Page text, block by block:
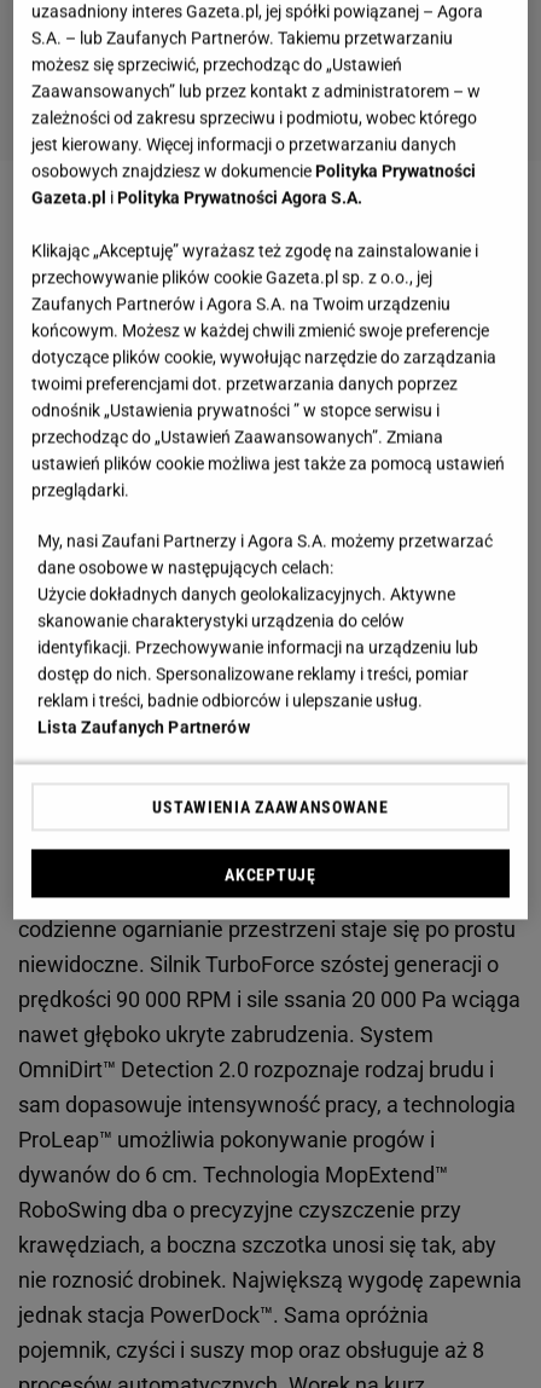
Black Friday - moment, w którym wygoda staje się
inwestycją
Koniec listopada to idealny moment, aby pozwolić
technologii przejąć część codziennych zadań. Dzięki
promocjom Black Friday na produkty Dreame
możesz wreszcie kompleksowo zadbać nie tylko o
dom, lecz także o własny komfort. To doskonała
okazja, by ułatwić sobie życie, a przy okazji
podarować bliskim prezent, który realnie odciąży ich
każdego dnia. Poniżej znajdziesz przegląd urządzeń
Dreame, które w czasie Black Friday stają się
wyjątkowo opłacalną i przyszłościową inwestycją.
Urządzenia Dreame, które odmienią Twoją
codzienność
Dreame X50 Ultra - robot sprzątający, który
wszystko robi za Ciebie
X50 Ultra to zaawansowany robot, który sprawia, że
codzienne ogarnianie przestrzeni staje się po prostu
niewidoczne. Silnik TurboForce szóstej generacji o
prędkości 90 000 RPM i sile ssania 20 000 Pa wciąga
nawet głęboko ukryte zabrudzenia. System
OmniDirt™ Detection 2.0 rozpoznaje rodzaj brudu i
sam dopasowuje intensywność pracy, a technologia
ProLeap™ umożliwia pokonywanie progów i
dywanów do 6 cm. Technologia MopExtend™
RoboSwing dba o precyzyjne czyszczenie przy
krawędziach, a boczna szczotka unosi się tak, aby
nie roznosić drobinek. Największą wygodę zapewnia
jednak stacja PowerDock™. Sama opróżnia
pojemnik, czyści i suszy mop oraz obsługuje aż 8
uzasadniony interes Gazeta.pl, jej spółki powiązanej – Agora
S.A. – lub Zaufanych Partnerów. Takiemu przetwarzaniu
możesz się sprzeciwić, przechodząc do „Ustawień
Zaawansowanych” lub przez kontakt z administratorem – w
zależności od zakresu sprzeciwu i podmiotu, wobec którego
jest kierowany. Więcej informacji o przetwarzaniu danych
osobowych znajdziesz w dokumencie Polityka Prywatności
Gazeta.pl i Polityka Prywatności Agora S.A.
Klikając „Akceptuję” wyrażasz też zgodę na zainstalowanie i
przechowywanie plików cookie Gazeta.pl sp. z o.o., jej
Zaufanych Partnerów i Agora S.A. na Twoim urządzeniu
końcowym. Możesz w każdej chwili zmienić swoje preferencje
dotyczące plików cookie, wywołując narzędzie do zarządzania
twoimi preferencjami dot. przetwarzania danych poprzez
odnośnik „Ustawienia prywatności ” w stopce serwisu i
przechodząc do „Ustawień Zaawansowanych”. Zmiana
ustawień plików cookie możliwa jest także za pomocą ustawień
przeglądarki.
My, nasi Zaufani Partnerzy i Agora S.A. możemy przetwarzać
dane osobowe w następujących celach:
Użycie dokładnych danych geolokalizacyjnych. Aktywne
skanowanie charakterystyki urządzenia do celów
identyfikacji. Przechowywanie informacji na urządzeniu lub
dostęp do nich. Spersonalizowane reklamy i treści, pomiar
reklam i treści, badnie odbiorców i ulepszanie usług.
Lista Zaufanych Partnerów
USTAWIENIA ZAAWANSOWANE
AKCEPTUJĘ